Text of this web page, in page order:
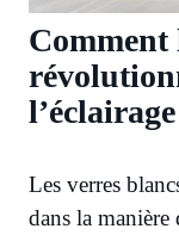
Comment
Les verres
dans la